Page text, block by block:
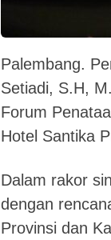
Palembang.
Setiadi, S.H,
Forum
Hotel Santika
Dalam rakor
dengan
Provinsi dan